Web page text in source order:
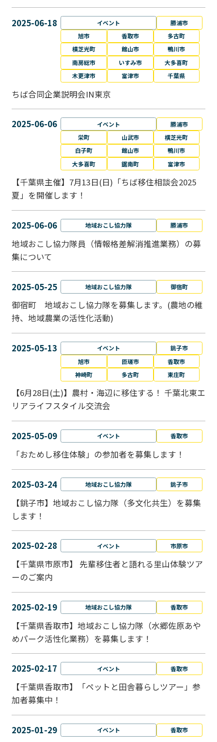
2025-06-18 イベント
勝浦市
旭市
香取市
多古町
横芝光町
館山市
鴨川市
南房総市
いすみ市
大多喜町
木更津市
富津市 千葉県
ちば合同企業説明会IN東京
2025-06-06 イベント
勝浦市
栄町
山武市
横芝光町
白子町
館山市
鴨川市
大多喜町
鋸南町 富津市
【千葉県主催】7月13日(日)「ちば移住相談会2025
夏」を開催します！
2025-06-06 地域おこし協力隊 勝浦市
地域おこし協力隊員（情報格差解消推進業務）の募
集について
2025-05-25 地域おこし協力隊 御宿町
御宿町 地域おこし協力隊を募集します。(農地の維
持、地域農業の活性化活動)
2025-05-13 イベント
銚子市
旭市
匝瑳市
香取市
神崎町
多古町 東庄町
【6月28日(土)】農村・海辺に移住する！ 千葉北東エ
リアライフスタイル交流会
2025-05-09 イベント 香取市
「おためし移住体験」の参加者を募集します！
2025-03-24 地域おこし協力隊 銚子市
【銚子市】地域おこし協力隊（多文化共生）を募集
します！
2025-02-28 イベント 市原市
【千葉県市原市】 先輩移住者と語れる里山体験ツア
ーのご案内
2025-02-19 地域おこし協力隊 香取市
【千葉県香取市】地域おこし協力隊（水郷佐原あや
めパーク活性化業務）を募集します！
2025-02-17 イベント 香取市
【千葉県香取市】「ペットと⽥舎暮らしツアー」参
加者募集中！
2025-01-29 イベント 香取市